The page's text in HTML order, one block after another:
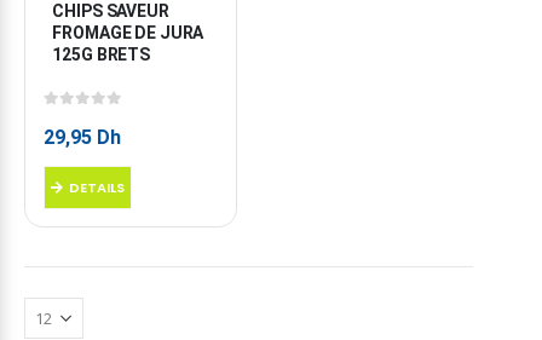
CHIPS SAVEUR
FROMAGE DE JURA
125G BRETS
29,95 Dh
DETAILS